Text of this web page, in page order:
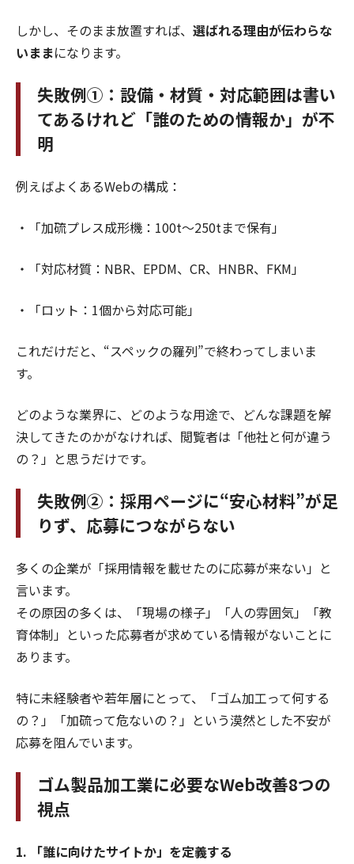
しかし、そのまま放置すれば、 選ばれる理由が伝わらな
いままになります。
失敗例①：設備・材質・対応範囲は書い
てあるけれど「誰のための情報か」が不
明
例えばよくあるWebの構成：
・「加硫プレス成形機：100t〜250tまで保有」
・「対応材質：NBR、EPDM、CR、HNBR、FKM」
・「ロット：1個から対応可能」
これだけだと、“スペックの羅列”で終わってしまいま
す。
どのような業界に、どのような用途で、どんな課題を解
決してきたのかがなければ、閲覧者は「他社と何が違う
の？」と思うだけです。
失敗例②：採用ページに“安心材料”が足
りず、応募につながらない
多くの企業が「採用情報を載せたのに応募が来ない」と
言います。
その原因の多くは、「現場の様子」「人の雰囲気」「教
育体制」といった応募者が求めている情報がないことに
あります。
特に未経験者や若年層にとって、「ゴム加工って何する
の？」「加硫って危ないの？」という漠然とした不安が
応募を阻んでいます。
ゴム製品加工業に必要なWeb改善8つの
視点
1. 「誰に向けたサイトか」を定義する